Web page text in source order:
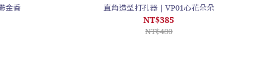
金香 直角造型打孔器 | VP01心花朵朵
NT$385
NT$480